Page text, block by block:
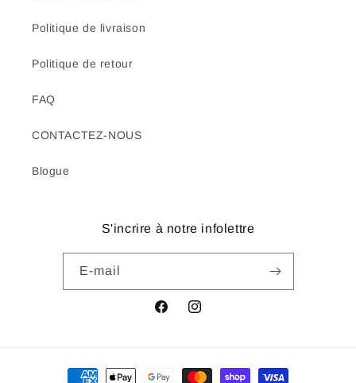
Politique de livraison
Politique de retour
FAQ
CONTACTEZ-NOUS
Blogue
S'incrire à notre infolettre
E-mail
FacebookInstagram
Moyens